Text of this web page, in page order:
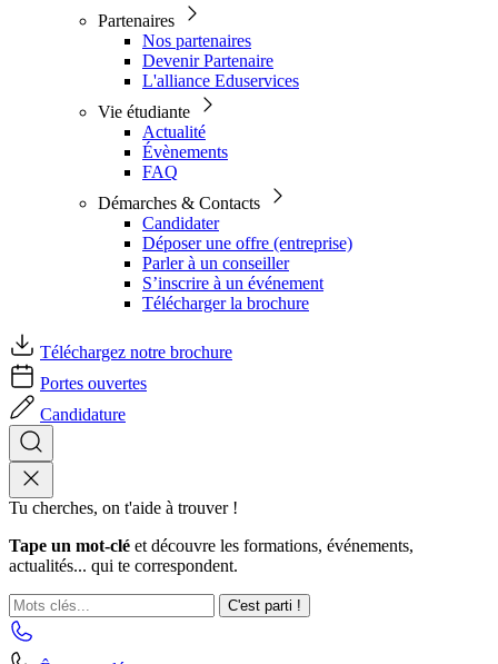
Partenaires
Nos partenaires
Devenir Partenaire
L'alliance Eduservices
Vie étudiante
Actualité
Évènements
FAQ
Démarches & Contacts
Candidater
Déposer une offre (entreprise)
Parler à un conseiller
S’inscrire à un événement
Télécharger la brochure
Téléchargez notre brochure
Portes ouvertes
Candidature
Tu cherches, on t'aide à trouver !
Tape un mot-clé et découvre les formations, événements,
actualités... qui te correspondent.
C'est parti !